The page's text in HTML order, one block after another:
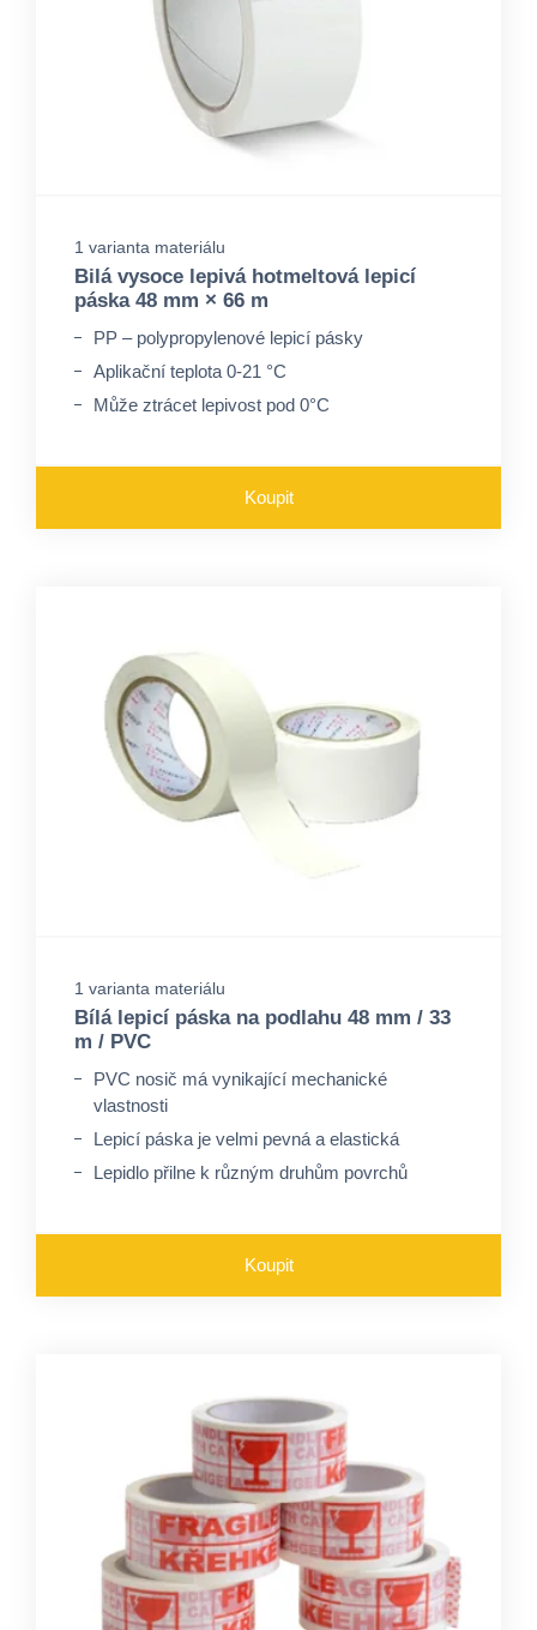
1 varianta materiálu
Bilá vysoce lepivá hotmeltová lepicí
páska 48 mm × 66 m
PP – polypropylenové lepicí pásky
Aplikační teplota 0-21 °C
Může ztrácet lepivost pod 0°C
Koupit
1 varianta materiálu
Bílá lepicí páska na podlahu 48 mm / 33
m / PVC
PVC nosič má vynikající mechanické
vlastnosti
Lepicí páska je velmi pevná a elastická
Lepidlo přilne k různým druhům povrchů
Koupit